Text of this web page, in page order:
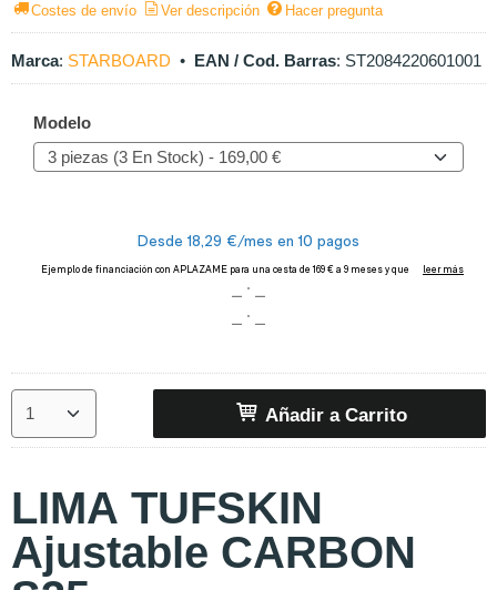
Costes de envío Ver descripción Hacer pregunta
Marca: STARBOARD • EAN / Cod. Barras: ST2084220601001
Modelo
Añadir a Carrito
LIMA TUFSKIN
Ajustable CARBON